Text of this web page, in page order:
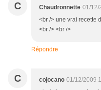
C Chaudronnette 01/12/
<br /> une vrai recette
<br /> <br />
Répondre
C cojocano 01/12/2009